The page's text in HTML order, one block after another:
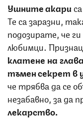
Ушните акари
Те са заразни,
подозирате, че
любимци.
клатене на
тъмен секрет в
че трябва да се
незабавно, за да
лекарство.